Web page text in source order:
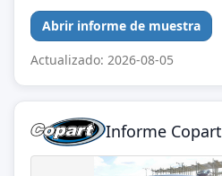
Abrir informe de muestra
Actualizado: 2026-08-05
Informe Copart